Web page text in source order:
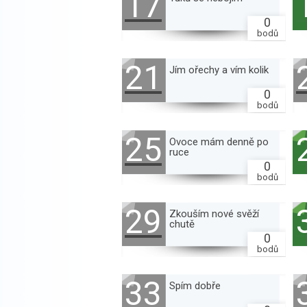
0
bodů
21
Jím ořechy a vím kolik
0
bodů
25
Ovoce mám denně po
ruce
0
bodů
29
Zkouším nové svěží
chutě
0
bodů
33
Spím dobře